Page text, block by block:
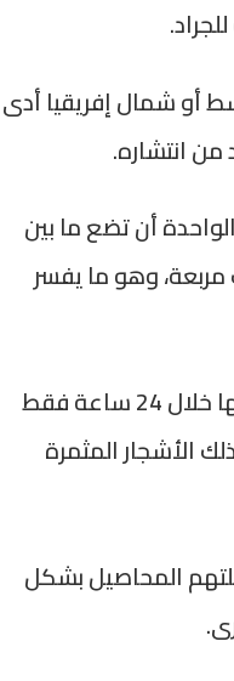
أو شمال إفريقيا أدى
من انتشاره.
أن تضع ما بين
مربعة، وهو ما يفسر
كما أن هذه الأسراب قادرة على الهجرة لمسافات تتجاوز 500 كيلومتر، ويمكنها خلال 24 ساعة فقط
35 ألف شخص، بما في ذلك الأشجار المثمرة
المحاصيل بشكل